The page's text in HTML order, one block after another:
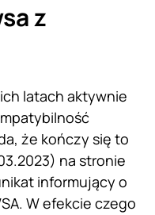
z
latach aktywnie
że kończy się to
na stronie
informujący o
W efekcie czego